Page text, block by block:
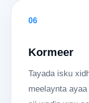
06
Kormeer
Tayada isku
meelaynta